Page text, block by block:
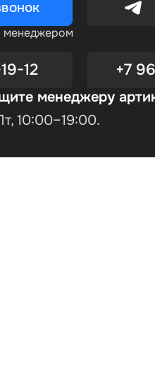
менеджером
12 +7
менеджеру
10:00–19:00.